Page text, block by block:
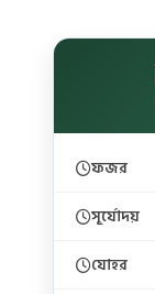
ফজর
সূর্যোদয়
যোহর